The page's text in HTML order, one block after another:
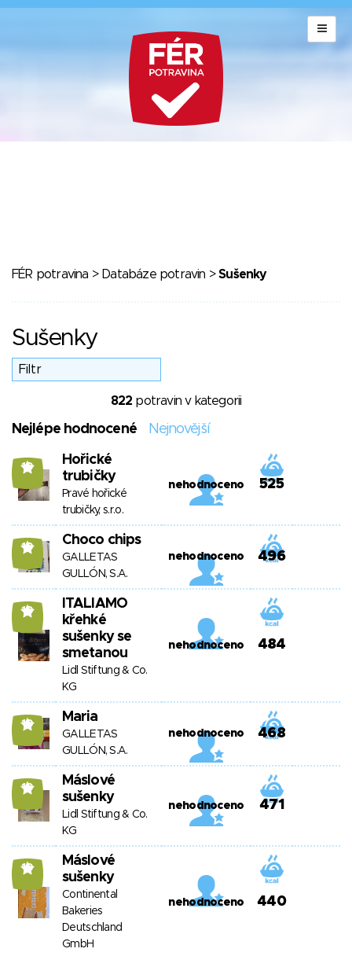
FÉR potravina > Databáze potravin >Sušenky
Sušenky
822 potravin v kategorii
Nejlépe hodnocené Nejnovější
10
Hořické
trubičky
Pravé hořické
trubičky, s.r.o.
nehodnoceno 525
10 Choco chips
GALLETAS
GULLÓN, S.A.
nehodnoceno 496
10
ITALIAMO
křehké
sušenky se
smetanou
Lidl Stiftung & Co.
KG
nehodnoceno 484
10 Maria
GALLETAS
GULLÓN, S.A.
nehodnoceno 468
10
Máslové
sušenky
Lidl Stiftung & Co.
KG
nehodnoceno 471
10
Máslové
sušenky
Continental
Bakeries
Deutschland
GmbH
nehodnoceno 440